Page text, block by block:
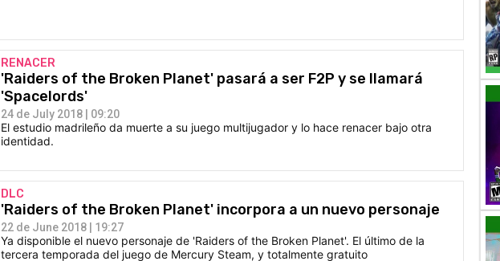
RENACER
'Raiders of the Broken Planet' pasará a ser F2P y se llamará
'Spacelords'
24 de July 2018 | 09:20
El estudio madrileño da muerte a su juego multijugador y lo hace renacer bajo otra
identidad.
DLC
'Raiders of the Broken Planet' incorpora a un nuevo personaje
22 de June 2018 | 19:27
Ya disponible el nuevo personaje de 'Raiders of the Broken Planet'. El último de la
tercera temporada del juego de Mercury Steam, y totalmente gratuito